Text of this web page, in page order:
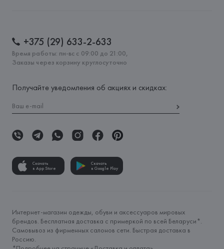
+375 (29) 633-2-633
Время работы: пн-вс с 09:00 до 21:00,
Заказы через корзину круглосуточно
Получайте уведомления об акциях и скидках:
Скачать
в App Store
Скачать
в Google Play
Интернет-магазин одежды, обуви и аксессуаров мировых
брендов. Бесплатная доставка с примеркой по всей Беларуси*.
Самовывоз из фирменных салонов сети. Быстрая доставка в
Россию.